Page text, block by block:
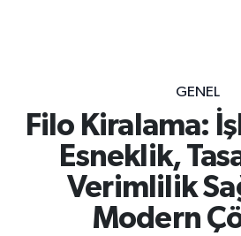
GENEL
Filo Kiralama:
Esneklik,
Verimlilik
Modern